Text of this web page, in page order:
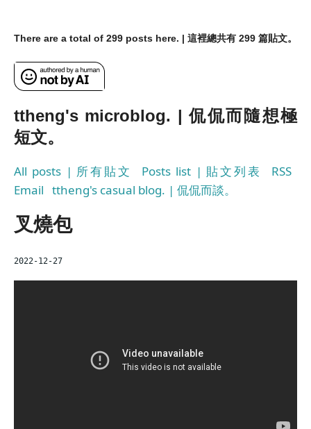
There are a total of 299 posts here. | 這裡總共有 299 篇貼文。
ttheng's microblog. | 侃侃而隨想極
短文。
All posts | 所有貼文 Posts list | 貼文列表
RSS
Email ttheng's casual blog. | 侃侃而談。
叉燒包
2022-12-27